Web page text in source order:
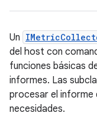
Un
del host con
funciones básicas
informes. Las
procesar el informe
necesidades.